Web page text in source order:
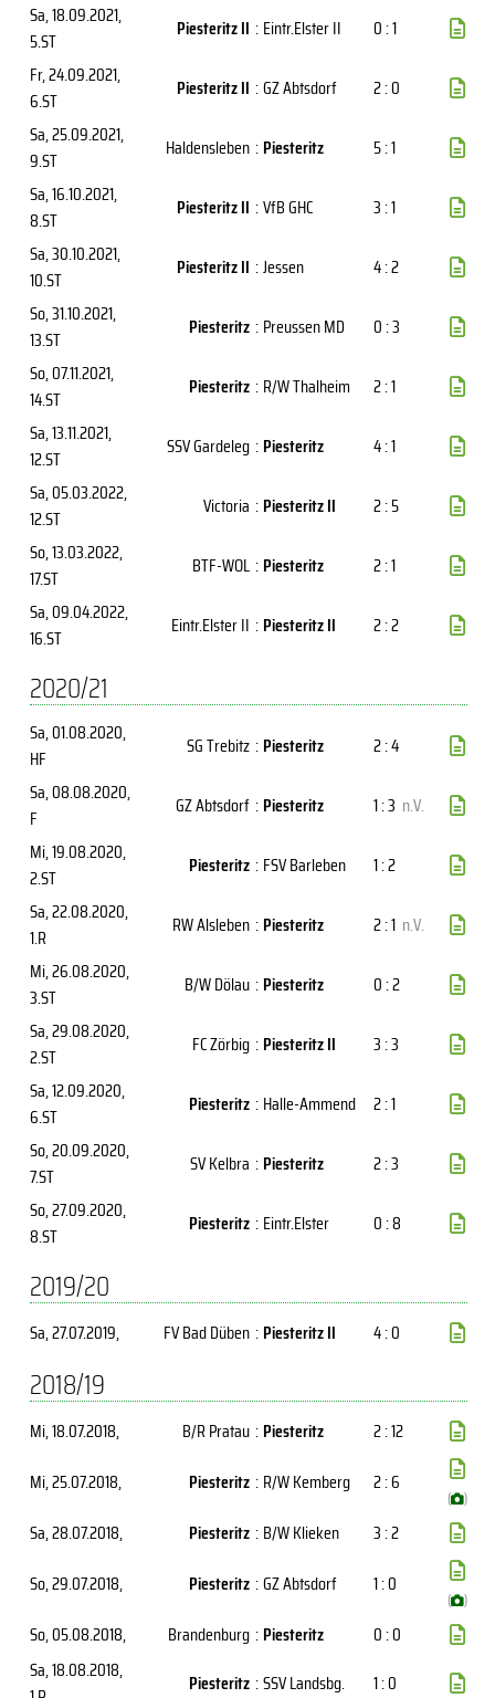
Sa, 18.09.2021,
5.ST
Piesteritz II : Eintr.Elster II
0 : 1
Fr, 24.09.2021,
6.ST
Piesteritz II :GZ Abtsdorf
2 : 0
Sa, 25.09.2021,
9.ST
Haldensleben : Piesteritz
5 : 1
Sa, 16.10.2021,
8.ST
Piesteritz II :VfB GHC
3 : 1
Sa, 30.10.2021,
10.ST
Piesteritz II :Jessen
4 : 2
So, 31.10.2021,
13.ST
Piesteritz : Preussen MD
0 : 3
So, 07.11.2021,
14.ST
Piesteritz : R/W Thalheim
2 : 1
Sa, 13.11.2021,
12.ST
SSV Gardeleg : Piesteritz
4 : 1
Sa, 05.03.2022,
12.ST
Victoria : Piesteritz II
2 : 5
So, 13.03.2022,
17.ST
BTF-WOL : Piesteritz
2 : 1
Sa, 09.04.2022,
16.ST
Eintr.Elster II : Piesteritz II 2 : 2
2020/21
Sa, 01.08.2020,
HF
SG Trebitz : Piesteritz
2 : 4
Sa, 08.08.2020,
F
GZ Abtsdorf : Piesteritz 1 : 3 n.V.
Mi, 19.08.2020,
2.ST
Piesteritz : FSV Barleben
1 : 2
Sa, 22.08.2020,
1.R
RW Alsleben : Piesteritz 2 : 1 n.V.
Mi, 26.08.2020,
3.ST
B/W Dölau : Piesteritz
0 : 2
Sa, 29.08.2020,
2.ST
FC Zörbig : Piesteritz II
3 : 3
Sa, 12.09.2020,
6.ST
Piesteritz : Halle-Ammend
2 : 1
So, 20.09.2020,
7.ST
SV Kelbra : Piesteritz
2 : 3
So, 27.09.2020,
8.ST
Piesteritz : Eintr.Elster 0 : 8
2019/20
Sa, 27.07.2019, FV Bad Düben : Piesteritz II 4 : 0
2018/19
Mi, 18.07.2018, B/R Pratau : Piesteritz
2 : 12
Mi, 25.07.2018, Piesteritz : R/W Kemberg 2 : 6
( )
Sa, 28.07.2018, Piesteritz : B/W Klieken
3 : 2
So, 29.07.2018, Piesteritz :GZ Abtsdorf 1 : 0
( )
So, 05.08.2018, Brandenburg : Piesteritz
0 : 0
Sa, 18.08.2018,
Piesteritz :SSV Landsbg.
1 : 0